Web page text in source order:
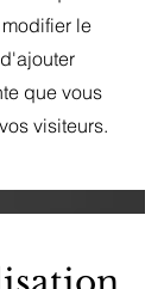
le
que vous
visiteurs.